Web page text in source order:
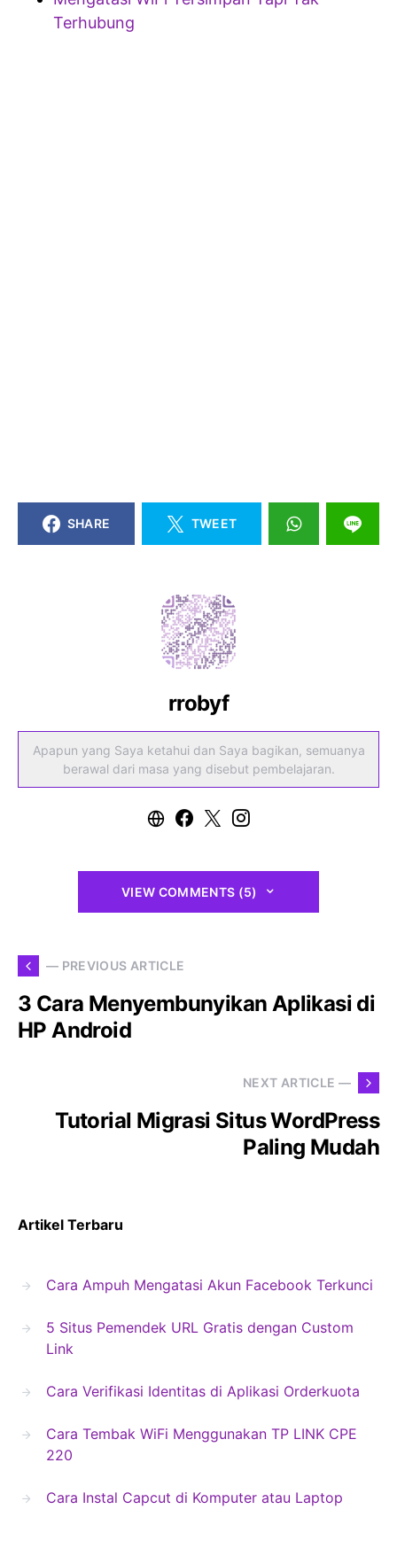
Terhubung
SHARE TWEET
rrobyf
Apapun yang Saya ketahui dan Saya bagikan, semuanya
berawal dari masa yang disebut pembelajaran.
VIEW COMMENTS (5)
— PREVIOUS ARTICLE
3 Cara Menyembunyikan Aplikasi di
HP Android
NEXT ARTICLE —
Tutorial Migrasi Situs WordPress
Paling Mudah
Artikel Terbaru
Cara Ampuh Mengatasi Akun Facebook Terkunci
5 Situs Pemendek URL Gratis dengan Custom
Link
Cara Verifikasi Identitas di Aplikasi Orderkuota
Cara Tembak WiFi Menggunakan TP LINK CPE
220
Cara Instal Capcut di Komputer atau Laptop